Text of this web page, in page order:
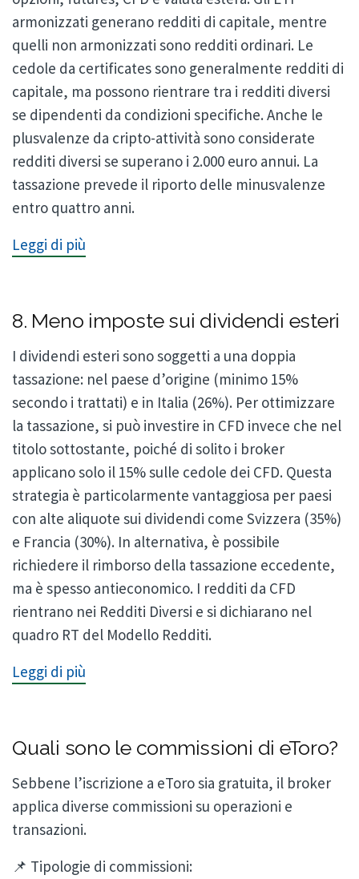
armonizzati generano redditi di capitale, mentre
quelli non armonizzati sono redditi ordinari. Le
cedole da certificates sono generalmente redditi di
capitale, ma possono rientrare tra i redditi diversi
se dipendenti da condizioni specifiche. Anche le
plusvalenze da cripto-attività sono considerate
redditi diversi se superano i 2.000 euro annui. La
tassazione prevede il riporto delle minusvalenze
entro quattro anni.
Leggi di più
8. Meno imposte sui dividendi esteri
I dividendi esteri sono soggetti a una doppia
tassazione: nel paese d’origine (minimo 15%
secondo i trattati) e in Italia (26%). Per ottimizzare
la tassazione, si può investire in CFD invece che nel
titolo sottostante, poiché di solito i broker
applicano solo il 15% sulle cedole dei CFD. Questa
strategia è particolarmente vantaggiosa per paesi
con alte aliquote sui dividendi come Svizzera (35%)
e Francia (30%). In alternativa, è possibile
richiedere il rimborso della tassazione eccedente,
ma è spesso antieconomico. I redditi da CFD
rientrano nei Redditi Diversi e si dichiarano nel
quadro RT del Modello Redditi.
Leggi di più
Quali sono le commissioni di eToro?
Sebbene l’iscrizione a eToro sia gratuita, il broker
applica diverse commissioni su operazioni e
transazioni.
📌 Tipologie di commissioni: